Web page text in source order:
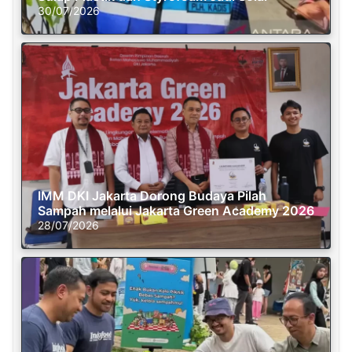
30/07/2026
IMM DKI Jakarta Dorong Budaya Pilah
Sampah melalui Jakarta Green Academy 2026
28/07/2026